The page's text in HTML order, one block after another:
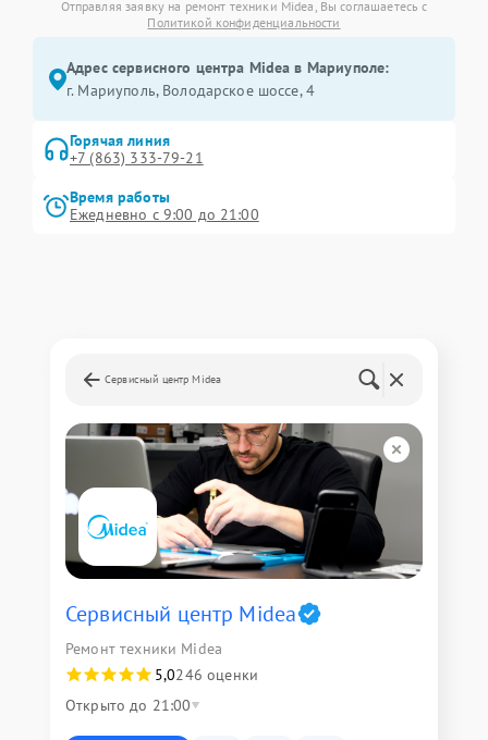
Отправляя заявку на ремонт техники Midea, Вы соглашаетесь с
Политикой конфиденциальности
Адрес сервисного центра Midea в Мариуполе:
г. Мариуполь, Володарское шоссе, 4
Горячая линия
+7 (863) 333-79-21
Время работы
Ежедневно с 9:00 до 21:00
Сервисный центр Midea
Сервисный центр Midea
Ремонт техники Midea
5,0246 оценки
Открыто до 21:00